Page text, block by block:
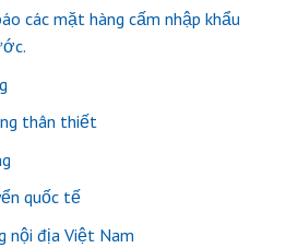
các mặt hàng cấm nhập khẩu
thân thiết
quốc tế
nội địa Việt Nam